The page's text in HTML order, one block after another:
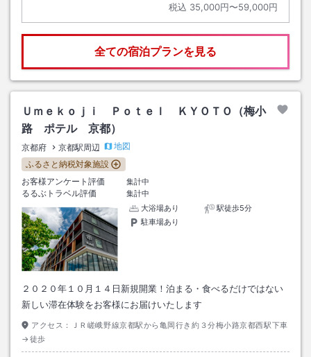
税込 35,000円〜59,000円
全ての宿泊プランを見る
Ｕｍｅｋｏｊｉ Ｐｏｔｅｌ ＫＹＯＴＯ（梅小
路 ポテル 京都）
京都府 京都駅周辺
地図
ふるさと納税対象施設
お客様アンケート評価
集計中
るるぶトラベル評価
集計中
大浴場あり
駅徒歩5分
駐車場あり
２０２０年１０月１４日新規開業！泊まる・食べるだけではない
新しい滞在体験をお客様にお届けいたします
アクセス：
ＪＲ嵯峨野線京都駅から亀岡行き約３分梅小路京都西駅下車
→徒歩